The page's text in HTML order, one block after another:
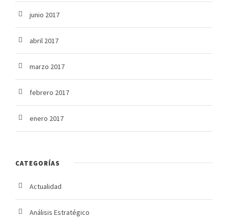
junio 2017
abril 2017
marzo 2017
febrero 2017
enero 2017
CATEGORÍAS
Actualidad
Análisis Estratégico